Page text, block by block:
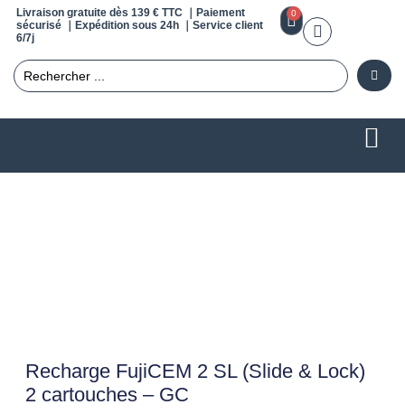
Livraison gratuite dès 139 € TTC ｜Paiement
sécurisé ｜Expédition sous 24h ｜Service client
6/7j
0
Recharge FujiCEM 2 SL (Slide & Lock)
2 cartouches – GC